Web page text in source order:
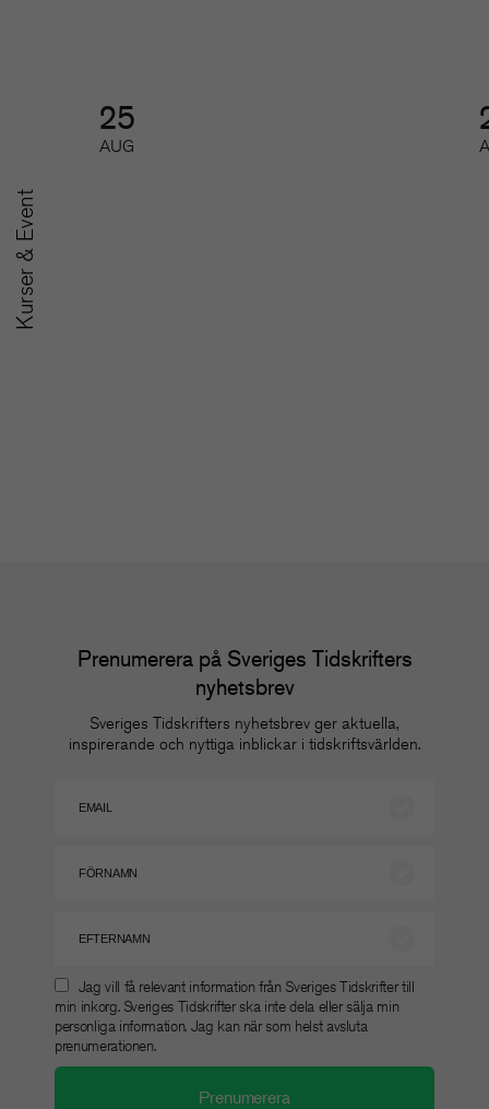
Kurser & Event
25
AUG
Prenumerera på Sveriges Tidskrifters
nyhetsbrev
Sveriges Tidskrifters nyhetsbrev ger aktuella,
inspirerande och nyttiga inblickar i tidskriftsvärlden.
Jag vill få relevant information från Sveriges Tidskrifter till
min inkorg. Sveriges Tidskrifter ska inte dela eller sälja min
personliga information. Jag kan när som helst avsluta
prenumerationen.